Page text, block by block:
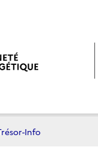
Info